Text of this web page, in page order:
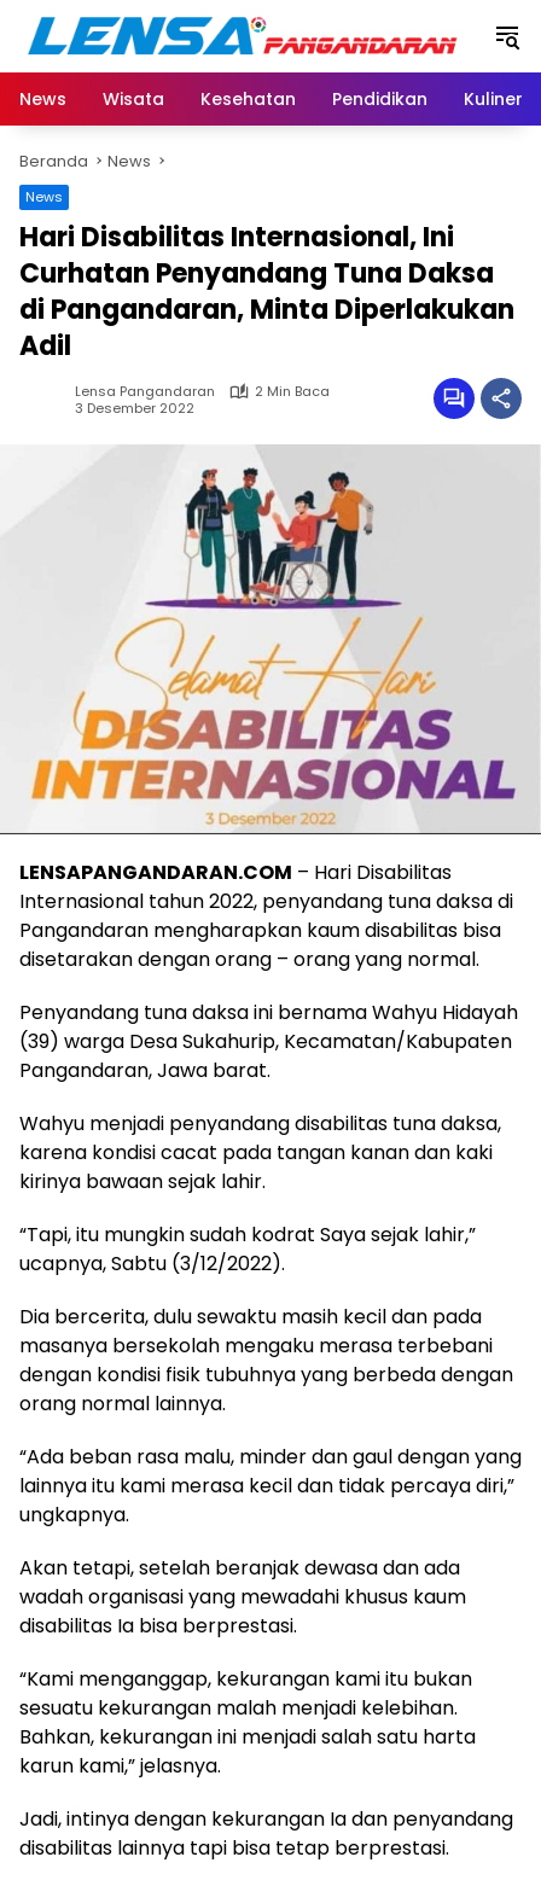
Langsung
konten
News
Wisata Kesehatan Pendidikan Kuliner
Beranda News
News
Hari Disabilitas Internasional, Ini
Curhatan Penyandang Tuna Daksa
di Pangandaran, Minta Diperlakukan
Adil
Lensa Pangandaran
2 Min Baca
3 Desember 2022
LENSAPANGANDARAN.COM – Hari Disabilitas
Internasional tahun 2022, penyandang tuna daksa di
Pangandaran mengharapkan kaum disabilitas bisa
disetarakan dengan orang – orang yang normal.
Penyandang tuna daksa ini bernama Wahyu Hidayah
(39) warga Desa Sukahurip, Kecamatan/Kabupaten
Pangandaran, Jawa barat.
Wahyu menjadi penyandang disabilitas tuna daksa,
karena kondisi cacat pada tangan kanan dan kaki
kirinya bawaan sejak lahir.
“Tapi, itu mungkin sudah kodrat Saya sejak lahir,”
ucapnya, Sabtu (3/12/2022).
Dia bercerita, dulu sewaktu masih kecil dan pada
masanya bersekolah mengaku merasa terbebani
dengan kondisi fisik tubuhnya yang berbeda dengan
orang normal lainnya.
“Ada beban rasa malu, minder dan gaul dengan yang
lainnya itu kami merasa kecil dan tidak percaya diri,”
ungkapnya.
Akan tetapi, setelah beranjak dewasa dan ada
wadah organisasi yang mewadahi khusus kaum
disabilitas Ia bisa berprestasi.
“Kami menganggap, kekurangan kami itu bukan
sesuatu kekurangan malah menjadi kelebihan.
Bahkan, kekurangan ini menjadi salah satu harta
karun kami,” jelasnya.
Jadi, intinya dengan kekurangan Ia dan penyandang
disabilitas lainnya tapi bisa tetap berprestasi.